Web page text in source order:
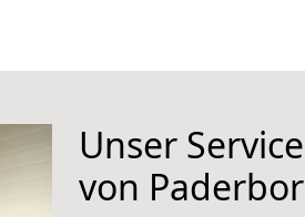
Unser
von